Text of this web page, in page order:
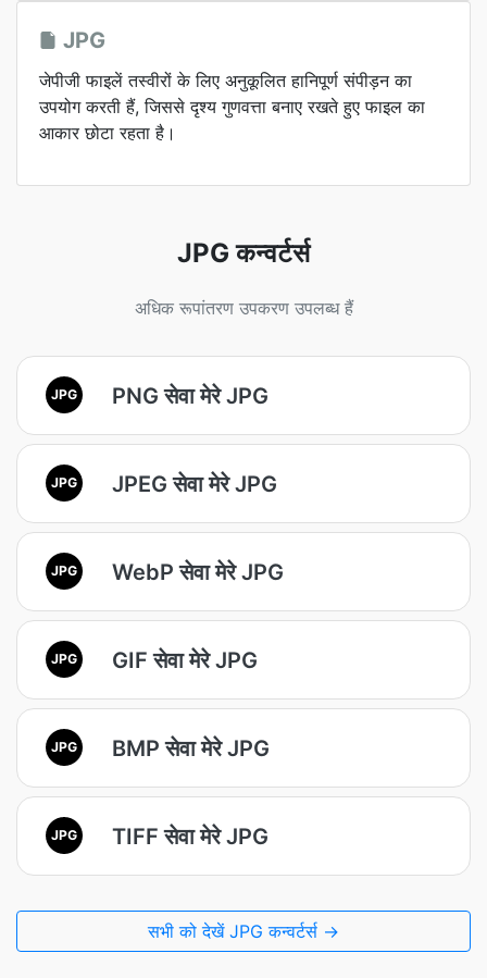
JPG
जेपीजी फाइलें तस्वीरों के लिए अनुकूलित हानिपूर्ण संपीड़न का
उपयोग करती हैं, जिससे दृश्य गुणवत्ता बनाए रखते हुए फाइल का
आकार छोटा रहता है।
JPG कन्वर्टर्स
अधिक रूपांतरण उपकरण उपलब्ध हैं
JPG PNG सेवा मेरे JPG
JPG JPEG सेवा मेरे JPG
JPG WebP सेवा मेरे JPG
JPG GIF सेवा मेरे JPG
JPG BMP सेवा मेरे JPG
JPG TIFF सेवा मेरे JPG
सभी को देखें JPG कन्वर्टर्स →